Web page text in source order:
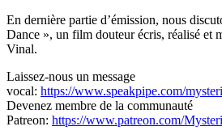
En dernière partie d’émission, nous
Dance », un film douteur écris, réalisé et
Vinal.
Laissez-nous un message
vocal: https://www.speakpipe.com/
Devenez membre de la communauté
Patreon: https://www.patreon.com/